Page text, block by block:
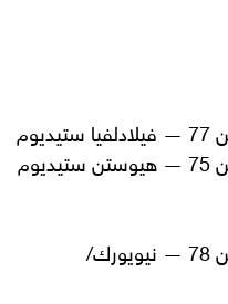
مباراة 91: الفائز من 76 × الفائز من 78 — نيويورك/